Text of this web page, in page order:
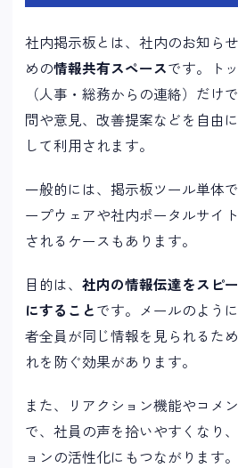
社内掲示板とは、社内のお知ら
めの情報共有スペースです。ト
（人事・総務からの連絡）だけ
問や意見、改善提案などを自由
して利用されます。
一般的には、掲示板ツール単体
ープウェアや社内ポータルサイ
されるケースもあります。
目的は、 社内の情報伝達をスピ
にすることです。メールのよう
者全員が同じ情報を見られるた
れを防ぐ効果があります。
また、リアクション機能やコメ
で、社員の声を拾いやすくなり
ョンの活性化にもつながります。